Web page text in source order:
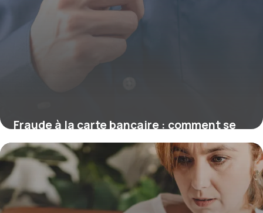
Fraude à la carte bancaire : comment se
faire rembourser ?
16 juillet 2026